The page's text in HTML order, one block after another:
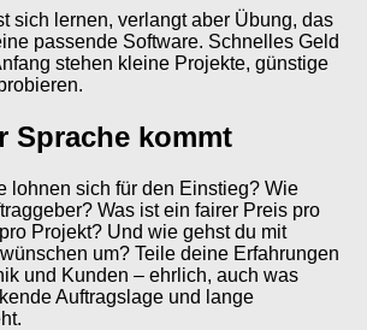
sich lernen, verlangt aber Übung, das
passende Software. Schnelles Geld
stehen kleine Projekte, günstige
Sprache kommt
lohnen sich für den Einstieg? Wie
Was ist ein fairer Preis pro
Projekt? Und wie gehst du mit
um? Teile deine Erfahrungen
und Kunden – ehrlich, auch was
Auftragslage und lange